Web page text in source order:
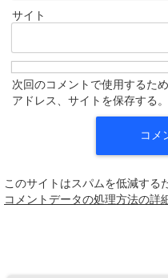
サイト
次回のコメントで使用するた
アドレス、サイトを保存する。
このサイトはスパムを低減する
コメントデータの処理方法の詳